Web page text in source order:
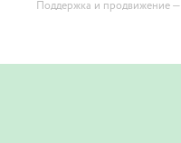
Поддержка и продвижение —